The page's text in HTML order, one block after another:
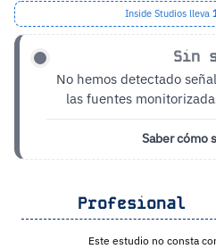
Inside Studios lleva
Sin
No hemos detectado
las fuentes
Saber cómo
Profesional
Este estudio no consta